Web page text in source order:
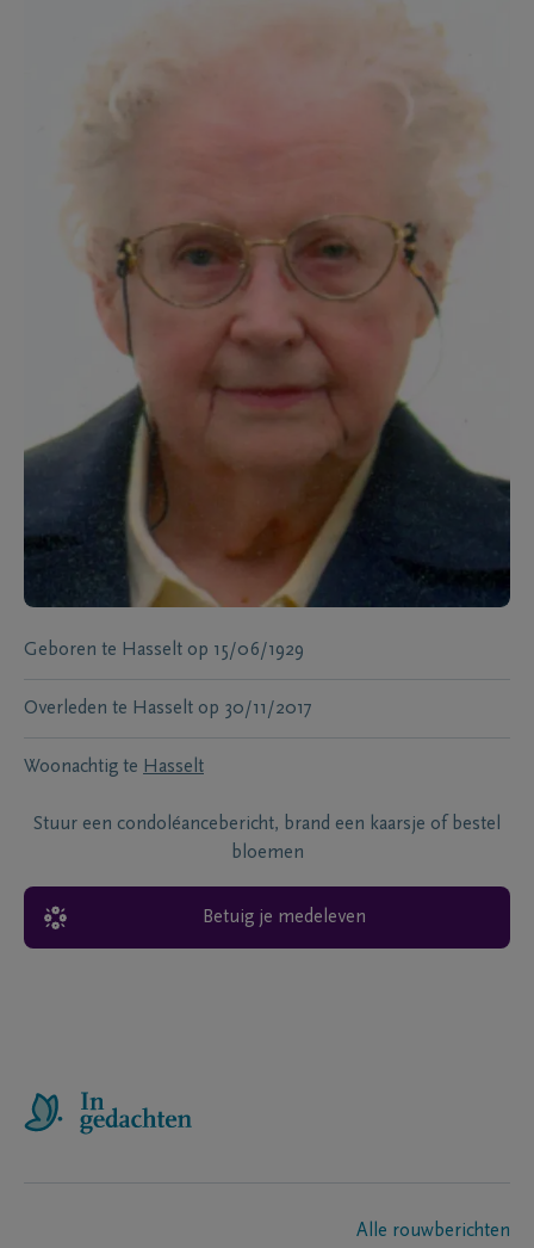
Geboren te Hasselt op 15/06/1929
Overleden te Hasselt op 30/11/2017
Woonachtig te Hasselt
Stuur een condoléancebericht, brand een kaarsje of bestel
bloemen
Betuig je medeleven
Alle rouwberichten